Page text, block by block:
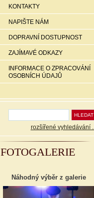
KONTAKTY
NAPIŠTE NÁM
DOPRAVNÍ DOSTUPNOST
ZAJÍMAVÉ ODKAZY
INFORMACE O ZPRACOVÁNÍ
OSOBNÍCH ÚDAJŮ
rozšířené vyhledávání ...
FOTOGALERIE
Náhodný výběr z galerie